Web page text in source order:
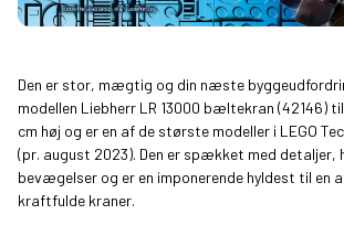
Den er stor, mægtig og din næste
modellen Liebherr LR 13000 bæltekran (42146)
cm høj og er en af de største modeller i LEGO
(pr. august 2023). Den er spækket med detaljer,
bevægelser og er en imponerende hyldest til en
kraftfulde kraner.